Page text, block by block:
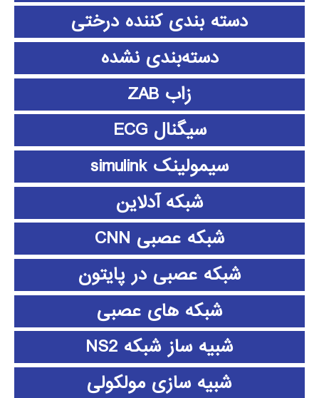
دسته بندی کننده درختی
دسته‌بندی نشده
زاب ZAB
سیگنال ECG
سیمولینک simulink
شبکه آدلاین
شبکه عصبی CNN
شبکه عصبی در پایتون
شبکه های عصبی
شبیه ساز شبکه NS2
شبیه سازی مولکولی